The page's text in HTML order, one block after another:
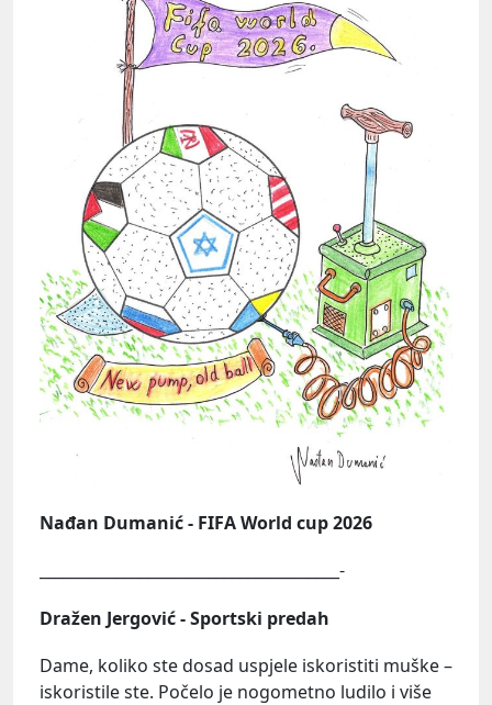
Nađan Dumanić - FIFA World cup 2026
_______________________________________-
Dražen Jergović - Sportski predah
Dame, koliko ste dosad uspjele iskoristiti muške –
iskoristile ste. Počelo je nogometno ludilo i više